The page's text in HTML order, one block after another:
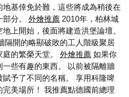
基倖免於難，這些將成為稍後在
分。 外燴推薦 2010年，柏林城
上開始，後面將建造洪堡論壇。
隔開的略顯破敗的工人階級聚居
的繁榮天堂。 外燴推薦 如果你
些有趣的東西。 以前被隔離牆
予了不同的名稱。 享用科隆啤
美場所！ 我推薦點德國前總理